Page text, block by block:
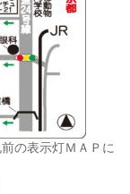
前の表示灯ＭＡＰに